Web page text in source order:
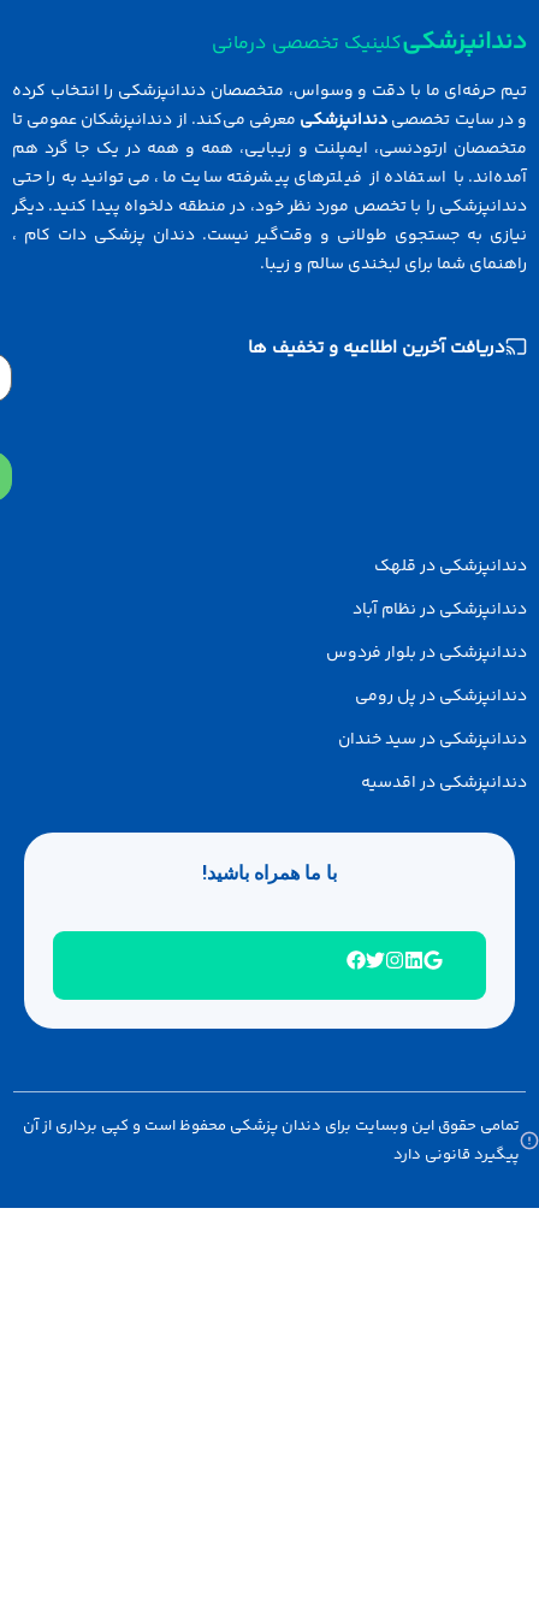
کلینیک تخصصی درمانی
ما با دقت و وسواس، متخصصان دندانپزشکی را انتخاب کرده
تخصصیدندانپزشکیمعرفی می‌کند. از دندانپزشکان عمومی تا
ارتودنسی، ایمپلنت و زیبایی، همه و همه در یک جا گرد هم
با استفاده از فیلترهای پیشرفته سایت ما، می‌توانید به راحتی
را با تخصص مورد نظر خود، در منطقه دلخواه پیدا کنید. دیگر
به جستجوی طولانی و وقت‌گیر نیست. دندان پزشکی دات کام ،
شما برای لبخندی سالم و زیبا.
آخرین اطلاعیه و تخفیف ها
در قلهک
در نظام آباد
در بلوار فردوس
در پل رومی
در سید خندان
در اقدسیه
با ما همراه باشید!
حقوق این وبسایت برای دندان پزشکی محفوظ است و کپی برداری از آن
قانونی دارد